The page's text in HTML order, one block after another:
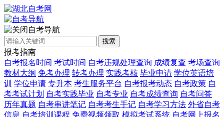
自考导航
搜索
报考指南
自考报名时间 考试时间 自考违规处理查询 成绩复查 考场查询
教材大纲 免考办理 转考办理 实践考核 毕业申请 学位英语培
训 学位申请 专升本 考生服务平台 自考报考动态 自考政策 自
考考试计划 自考实践毕业 自考专业 自考成绩查询 自考问答
历年真题 自考串讲笔记 自考考生手记 自考学习方法 外省自考
信息 自考培训课程 免费视频领取 模拟考试系统 自考网上报名